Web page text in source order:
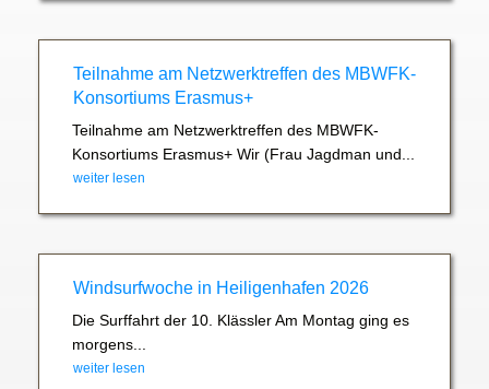
Teilnahme am Netzwerktreffen des MBWFK-
Konsortiums Erasmus+
Teilnahme am Netzwerktreffen des MBWFK-
Konsortiums Erasmus+ Wir (Frau Jagdman und...
weiter lesen
Windsurfwoche in Heiligenhafen 2026
Die Surffahrt der 10. Klässler Am Montag ging es
morgens...
weiter lesen